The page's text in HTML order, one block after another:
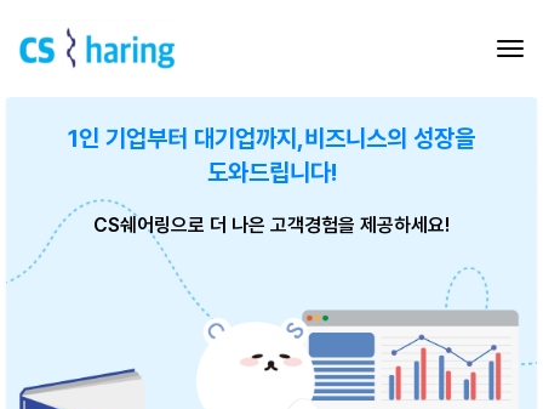
1인 기업부터 대기업까지,비즈니스의 성장을
도와드립니다!
CS쉐어링으로 더 나은 고객경험을 제공하세요!